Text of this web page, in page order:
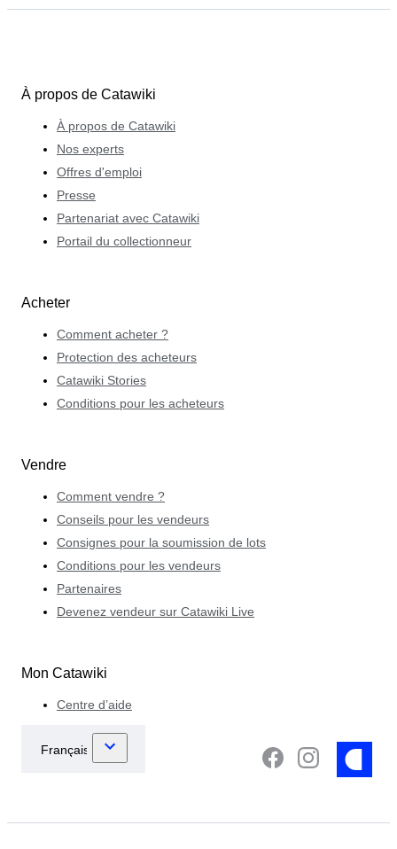
À propos de Catawiki
À propos de Catawiki
Nos experts
Offres d'emploi
Presse
Partenariat avec Catawiki
Portail du collectionneur
Acheter
Comment acheter ?
Protection des acheteurs
Catawiki Stories
Conditions pour les acheteurs
Vendre
Comment vendre ?
Conseils pour les vendeurs
Consignes pour la soumission de lots
Conditions pour les vendeurs
Partenaires
Devenez vendeur sur Catawiki Live
Mon Catawiki
Centre d’aide